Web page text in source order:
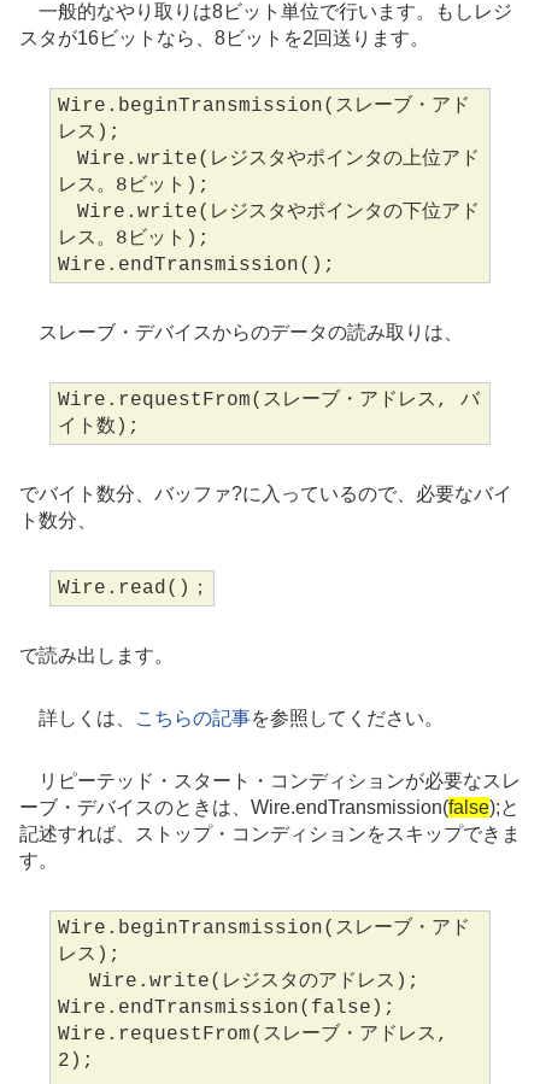
一般的なやり取りは8ビット単位で行います。もしレジ
スタが16ビットなら、8ビットを2回送ります。
Wire.beginTransmission(スレーブ・アド
レス);
Wire.write(レジスタやポインタの上位アド
レス。8ビット);
Wire.write(レジスタやポインタの下位アド
レス。8ビット);
Wire.endTransmission();
スレーブ・デバイスからのデータの読み取りは、
Wire.requestFrom(スレーブ・アドレス, バ
イト数);
でバイト数分、バッファ?に入っているので、必要なバイ
ト数分、
Wire.read()；
で読み出します。
詳しくは、 こちらの記事を参照してください。
リピーテッド・スタート・コンディションが必要なスレ
ーブ・デバイスのときは、Wire.endTransmission(false);と
記述すれば、ストップ・コンディションをスキップできま
す。
Wire.beginTransmission(スレーブ・アド
レス);
Wire.write(レジスタのアドレス);
Wire.endTransmission(false);
Wire.requestFrom(スレーブ・アドレス,
2);